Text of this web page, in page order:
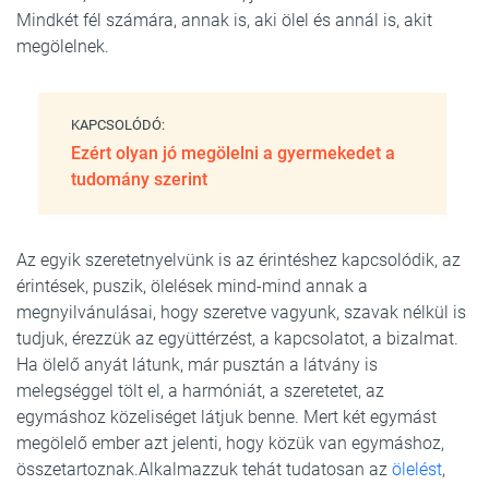
Mindkét fél számára, annak is, aki ölel és annál is, akit
megölelnek.
KAPCSOLÓDÓ:
Ezért olyan jó megölelni a gyermekedet a
tudomány szerint
Az egyik szeretetnyelvünk is az érintéshez kapcsolódik, az
érintések, puszik, ölelések mind-mind annak a
megnyilvánulásai, hogy szeretve vagyunk, szavak nélkül is
tudjuk, érezzük az együttérzést, a kapcsolatot, a bizalmat.
Ha ölelő anyát látunk, már pusztán a látvány is
melegséggel tölt el, a harmóniát, a szeretetet, az
egymáshoz közeliséget látjuk benne. Mert két egymást
megölelő ember azt jelenti, hogy közük van egymáshoz,
összetartoznak.Alkalmazzuk tehát tudatosan az ölelést,